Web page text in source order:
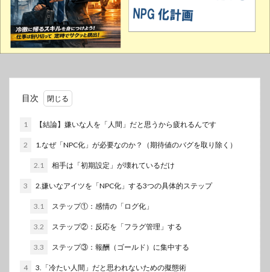
目次
1 【結論】嫌いな人を「人間」だと思うから疲れるんです
2 1.なぜ「NPC化」が必要なのか？（期待値のバグを取り除く）
2.1 相手は「初期設定」が壊れているだけ
3 2.嫌いなアイツを「NPC化」する3つの具体的ステップ
3.1 ステップ①：感情の「ログ化」
3.2 ステップ②：反応を「フラグ管理」する
3.3 ステップ③：報酬（ゴールド）に集中する
4 3.「冷たい人間」だと思われないための擬態術